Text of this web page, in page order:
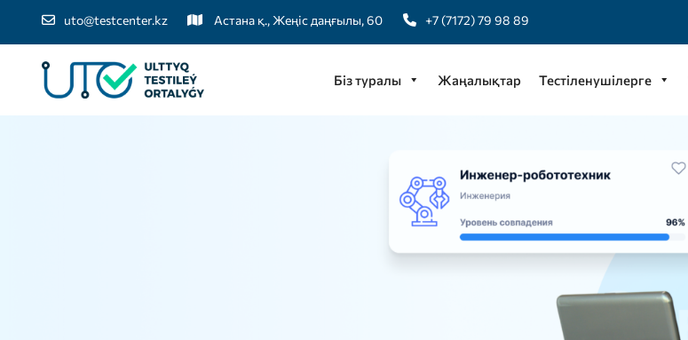
uto@testcenter.kz Астана қ., Жеңіс даңғылы, 60 +7 (7172) 79 98 89
Біз туралы Жаңалықтар Тестіленушілерге